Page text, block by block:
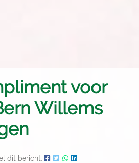
voor
Willems
dit bericht: